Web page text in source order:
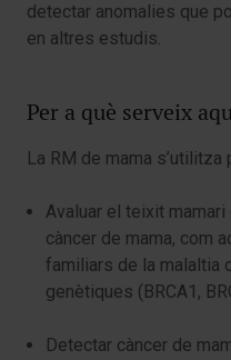
detectar anomalies que
en altres estudis.
Per a què serveix
La RM de mama s’utilitza
Avaluar el teixit
càncer de mama, com
familiars de la malaltia
genètiques (BRCA1,
Detectar càncer de